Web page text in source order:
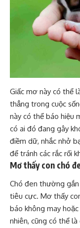
Giấc mơ này có thể
thẳng trong cuộc
này có thể báo hiệu
có ai đó đang gây
điềm dữ, nhắc nhở
để tránh các rắc rối
Mơ thấy con chó
Chó đen thường
tiêu cực. Mơ thấy
báo không may
nhiên, cũng có thể